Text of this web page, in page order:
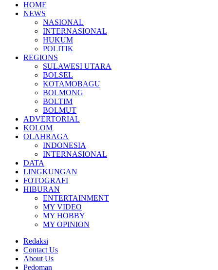
HOME
NEWS
NASIONAL
INTERNASIONAL
HUKUM
POLITIK
REGIONS
SULAWESI UTARA
BOLSEL
KOTAMOBAGU
BOLMONG
BOLTIM
BOLMUT
ADVERTORIAL
KOLOM
OLAHRAGA
INDONESIA
INTERNASIONAL
DATA
LINGKUNGAN
FOTOGRAFI
HIBURAN
ENTERTAINMENT
MY VIDEO
MY HOBBY
MY OPINION
Redaksi
Contact Us
About Us
Pedoman